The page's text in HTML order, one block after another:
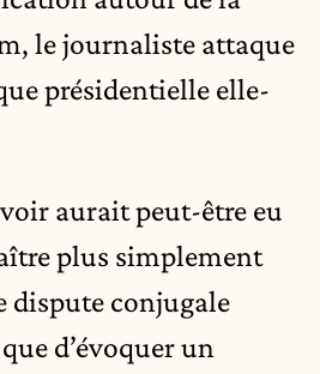
le journaliste attaque
présidentielle elle-
aurait peut-être eu
plus simplement
dispute conjugale
d’évoquer un